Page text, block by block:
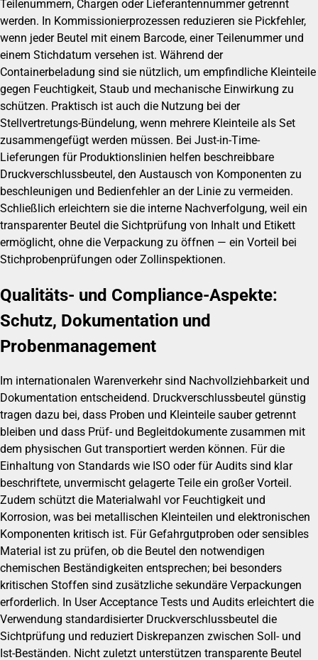
Teilenummern, Chargen oder Lieferantennummer getrennt
werden. In Kommissionierprozessen reduzieren sie Pickfehler,
wenn jeder Beutel mit einem Barcode, einer Teilenummer und
einem Stichdatum versehen ist. Während der
Containerbeladung sind sie nützlich, um empfindliche Kleinteile
gegen Feuchtigkeit, Staub und mechanische Einwirkung zu
schützen. Praktisch ist auch die Nutzung bei der
Stellvertretungs-Bündelung, wenn mehrere Kleinteile als Set
zusammengefügt werden müssen. Bei Just-in-Time-
Lieferungen für Produktionslinien helfen beschreibbare
Druckverschlussbeutel, den Austausch von Komponenten zu
beschleunigen und Bedienfehler an der Linie zu vermeiden.
Schließlich erleichtern sie die interne Nachverfolgung, weil ein
transparenter Beutel die Sichtprüfung von Inhalt und Etikett
ermöglicht, ohne die Verpackung zu öffnen — ein Vorteil bei
Stichprobenprüfungen oder Zollinspektionen.
Qualitäts- und Compliance-Aspekte:
Schutz, Dokumentation und
Probenmanagement
Im internationalen Warenverkehr sind Nachvollziehbarkeit und
Dokumentation entscheidend. Druckverschlussbeutel günstig
tragen dazu bei, dass Proben und Kleinteile sauber getrennt
bleiben und dass Prüf- und Begleitdokumente zusammen mit
dem physischen Gut transportiert werden können. Für die
Einhaltung von Standards wie ISO oder für Audits sind klar
beschriftete, unvermischt gelagerte Teile ein großer Vorteil.
Zudem schützt die Materialwahl vor Feuchtigkeit und
Korrosion, was bei metallischen Kleinteilen und elektronischen
Komponenten kritisch ist. Für Gefahrgutproben oder sensibles
Material ist zu prüfen, ob die Beutel den notwendigen
chemischen Beständigkeiten entsprechen; bei besonders
kritischen Stoffen sind zusätzliche sekundäre Verpackungen
erforderlich. In User Acceptance Tests und Audits erleichtert die
Verwendung standardisierter Druckverschlussbeutel die
Sichtprüfung und reduziert Diskrepanzen zwischen Soll- und
Ist-Beständen. Nicht zuletzt unterstützen transparente Beutel